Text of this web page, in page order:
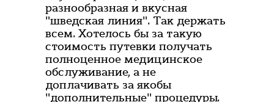
разнообразная и вкусная
"шведская линия". Так держать
всем. Хотелось бы за такую
стоимость путевки получать
полноценное медицинское
обслуживание, а не
доплачивать за якобы
"дополнительные" процедуры.